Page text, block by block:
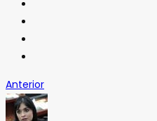
Anterior